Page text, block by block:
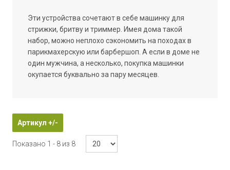
Эти устройства сочетают в себе машинку для
стрижки, бритву и триммер. Имея дома такой
набор, можно неплохо сэкономить на походах в
парикмахерскую или барбершоп. А если в доме не
один мужчина, а несколько, покупка машинки
окупается буквально за пару месяцев.
Артикул +/-
Показано 1 - 8 из 8